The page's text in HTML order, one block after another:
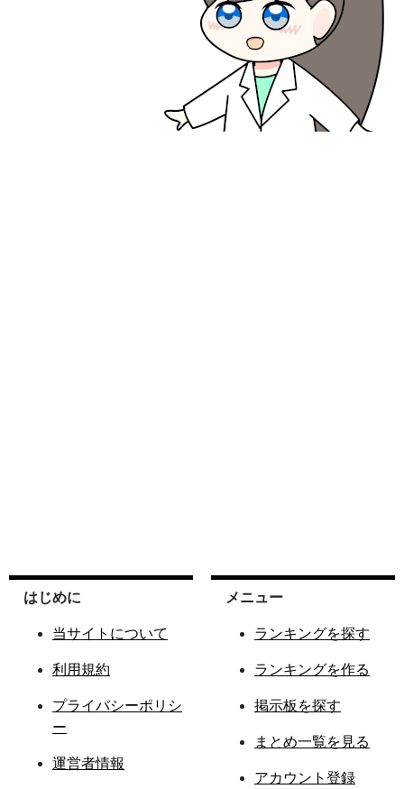
はじめに
当サイトについて
利用規約
プライバシーポリシ
ー
運営者情報
メニュー
ランキングを探す
ランキングを作る
掲示板を探す
まとめ一覧を見る
アカウント登録